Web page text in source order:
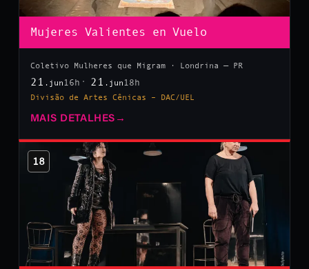
Mujeres Valientes en Vuelo
Coletivo Mulheres que Migram · Londrina — PR
21 .jun 16h 21 .jun 18h
Divisão de Artes Cênicas – DAC/UEL
MAIS DETALHES →
18